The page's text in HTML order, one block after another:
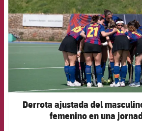
Derrota ajustada del
femenino en una